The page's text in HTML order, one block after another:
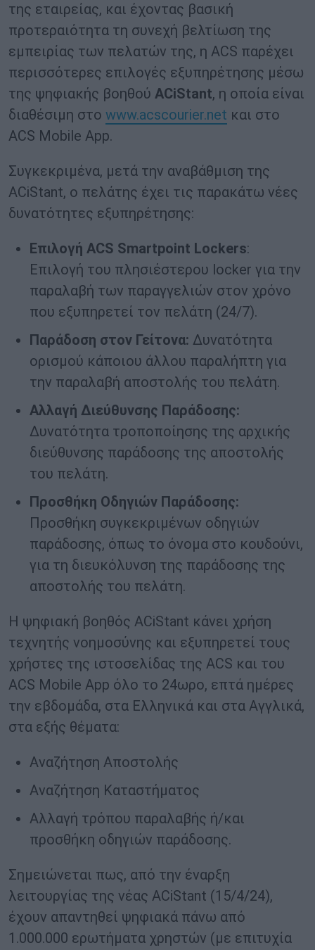
της εταιρείας, και έχοντας βασική
προτεραιότητα τη συνεχή βελτίωση της
εμπειρίας των πελατών της, η ACS παρέχει
περισσότερες επιλογές εξυπηρέτησης μέσω
της ψηφιακής βοηθού ACiStant, η οποία είναι
διαθέσιμη στο www.acscourier.net και στο
ACS Mobile App.
Συγκεκριμένα, μετά την αναβάθμιση της
ACiStant, o πελάτης έχει τις παρακάτω νέες
δυνατότητες εξυπηρέτησης:
Επιλογή ACS Smartpoint Lockers:
Επιλογή του πλησιέστερου locker για την
παραλαβή των παραγγελιών στον χρόνο
που εξυπηρετεί τον πελάτη (24/7).
Παράδοση στον Γείτονα: Δυνατότητα
ορισμού κάποιου άλλου παραλήπτη για
την παραλαβή αποστολής του πελάτη.
Αλλαγή Διεύθυνσης Παράδοσης:
Δυνατότητα τροποποίησης της αρχικής
διεύθυνσης παράδοσης της αποστολής
του πελάτη.
Προσθήκη Οδηγιών Παράδοσης:
Προσθήκη συγκεκριμένων οδηγιών
παράδοσης, όπως το όνομα στο κουδούνι,
για τη διευκόλυνση της παράδοσης της
αποστολής του πελάτη.
Η ψηφιακή βοηθός ACiStant κάνει χρήση
τεχνητής νοημοσύνης και εξυπηρετεί τους
χρήστες της ιστοσελίδας της ACS και του
ACS Mobile App όλο το 24ωρο, επτά ημέρες
την εβδομάδα, στα Ελληνικά και στα Αγγλικά,
στα εξής θέματα:
Αναζήτηση Αποστολής
Αναζήτηση Καταστήματος
Αλλαγή τρόπου παραλαβής ή/και
προσθήκη οδηγιών παράδοσης.
Σημειώνεται πως, από την έναρξη
λειτουργίας της νέας ACiStant (15/4/24),
έχουν απαντηθεί ψηφιακά πάνω από
1.000.000 ερωτήματα χρηστών (με επιτυχία